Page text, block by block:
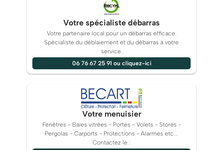
Votre spécialiste débarras
Votre partenaire local pour un débarras efficace.
Spécialiste du déblaiement et du débarras à votre
service.
06 76 67 25 91 ou cliquez-ici
Votre menuisier
Fenêtres - Baies vitrées - Portes - Volets - Stores -
Pergolas - Carports - Protections - Alarmes etc...
Contactez le :